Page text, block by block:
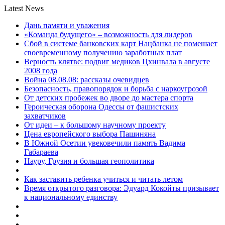
Latest News
Дань памяти и уважения
«Команда будущего» – возможность для лидеров
Сбой в системе банковских карт Нацбанка не помешает
своевременному получению заработных плат
Верность клятве: подвиг медиков Цхинвала в августе
2008 года
Война 08.08.08: рассказы очевидцев
Безопасность, правопорядок и борьба с наркоугрозой
От детских пробежек во дворе до мастера спорта
Героическая оборона Одессы от фашистских
захватчиков
От идеи – к большому научному проекту
Цена европейского выбора Пашиняна
В Южной Осетии увековечили память Вадима
Габараева
Науру, Грузия и большая геополитика
Как заставить ребенка учиться и читать летом
Время открытого разговора: Эдуард Кокойты призывает
к национальному единству